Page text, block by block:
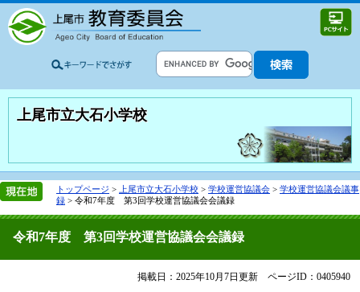
上尾市立大石小学校
トップページ > 上尾市立大石小学校 > 学校運営協議会 > 学校運営協議会議事
録 > 令和7年度 第3回学校運営協議会会議録
令和7年度 第3回学校運営協議会会議録
掲載日：2025年10月7日更新 ページID：0405940